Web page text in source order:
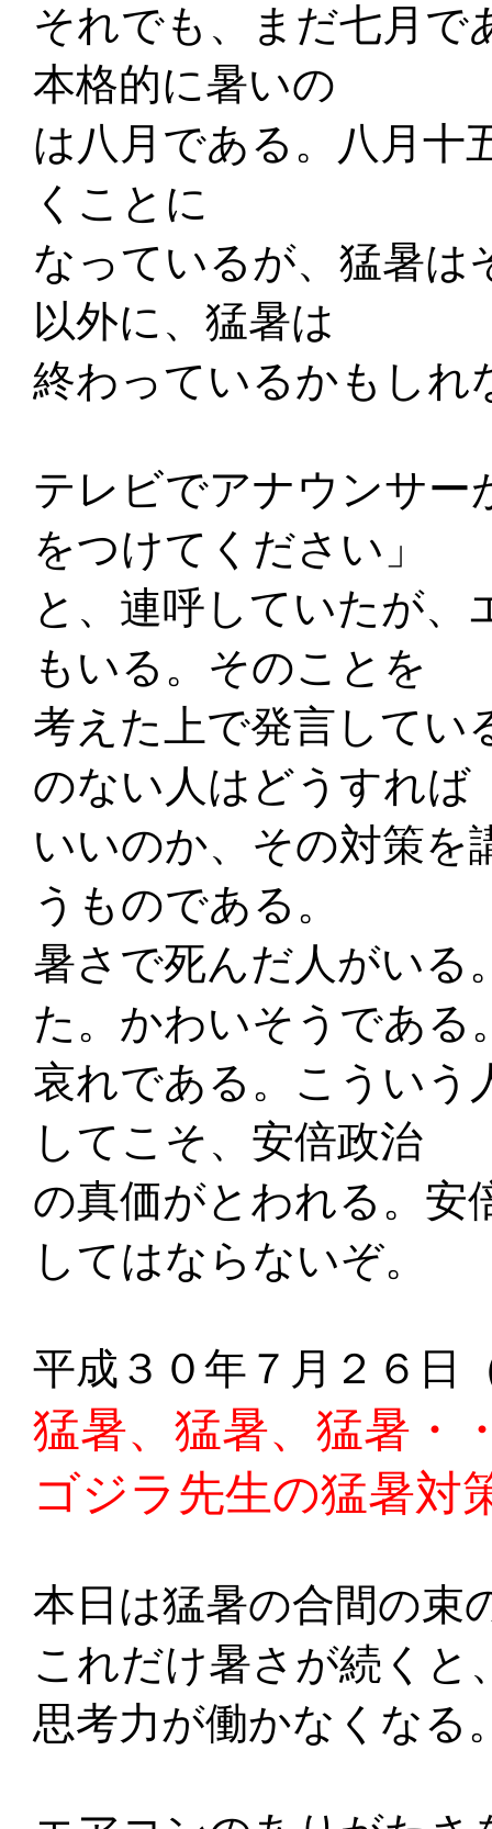
それでも、まだ七月で
本格的に暑いの
は八月である。八月十
くことに
なっているが、猛暑は
以外に、猛暑は
終わっているかもしれ
テレビでアナウンサー
をつけてください」
と、連呼していたが
もいる。そのことを
考えた上で発言してい
のない人はどうすれば
いいのか、その対策を
うものである。
暑さで死んだ人がいる
た。かわいそうである
哀れである。こういう
してこそ、安倍政治
の真価がとわれる。安
してはならないぞ。
平成３０年７月２６日
猛暑、猛暑、猛暑・
ゴジラ先生の猛暑対
本日は猛暑の合間の束
これだけ暑さが続くと
思考力が働かなくなる